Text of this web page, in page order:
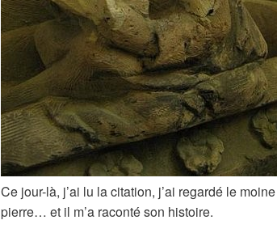
Ce jour-là, j’ai lu la citation, j’ai regardé le
pierre… et il m’a raconté son histoire.